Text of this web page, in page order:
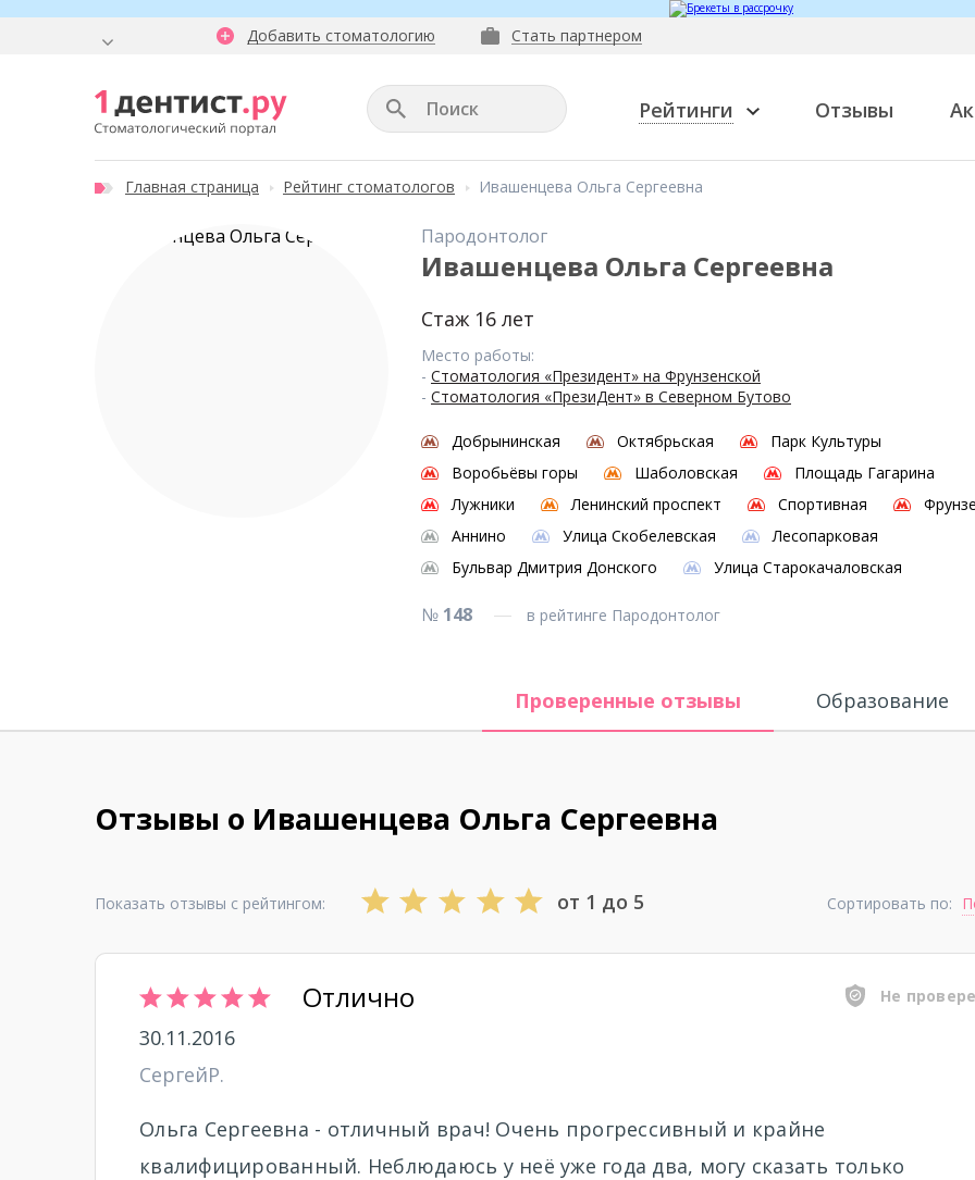
Добавить стоматологию Стать партнером
Рейтинги Отзывы
Главная страница Рейтинг стоматологов Ивашенцева Ольга Сергеевна
Пародонтолог
Ивашенцева Ольга Сергеевна
Стаж 16 лет
Место работы:
- Стоматология «Президент» на Фрунзенской
- Стоматология «ПрезиДент» в Северном Бутово
Добрынинская Октябрьская
Парк Культуры
Воробьёвы горы
Шаболовская
Площадь Гагарина
Лужники
Ленинский проспект Спортивная
Аннино
Улица Скобелевская
Лесопарковая
Бульвар Дмитрия Донского
Улица Старокачаловская
№ 148 в рейтинге Пародонтолог
Проверенные отзывы Образование
Отзывы о Ивашенцева Ольга Сергеевна
Показать отзывы с рейтингом: от 1 до 5 Сортировать по:
Отлично Не
30.11.2016
СергейР.
Ольга Сергеевна - отличный врач! Очень прогрессивный и крайне
квалифицированный. Неблюдаюсь у неё уже года два, могу сказать только